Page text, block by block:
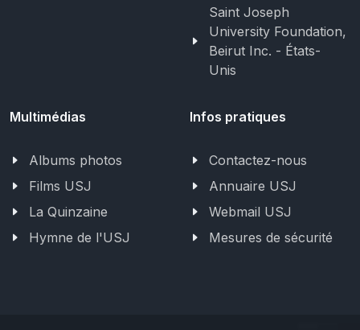
Saint Joseph
University Foundation,
Beirut Inc. - États-
Unis
Multimédias
Albums photos
Films USJ
La Quinzaine
Hymne de l'USJ
Infos pratiques
Contactez-nous
Annuaire USJ
Webmail USJ
Mesures de sécurité